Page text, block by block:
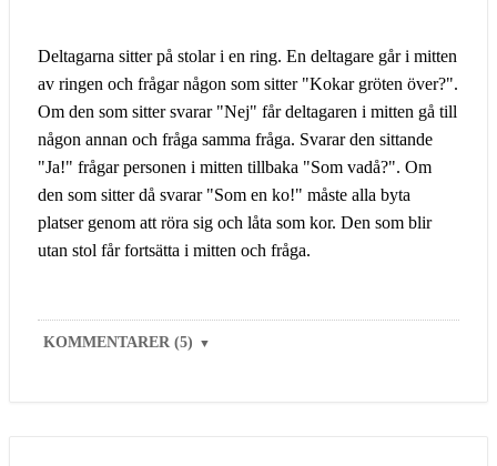
Deltagarna sitter på stolar i en ring. En deltagare går i mitten
av ringen och frågar någon som sitter "Kokar gröten över?".
Om den som sitter svarar "Nej" får deltagaren i mitten gå till
någon annan och fråga samma fråga. Svarar den sittande
"Ja!" frågar personen i mitten tillbaka "Som vadå?". Om
den som sitter då svarar "Som en ko!" måste alla byta
platser genom att röra sig och låta som kor. Den som blir
utan stol får fortsätta i mitten och fråga.
KOMMENTARER (5) ▼